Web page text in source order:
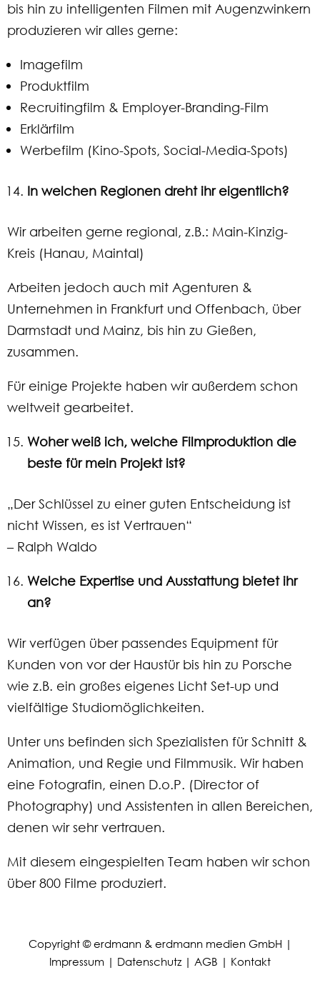
bis hin zu intelligenten Filmen mit Augenzwinkern
produzieren wir alles gerne:
Imagefilm
Produktfilm
Recruitingfilm & Employer-Branding-Film
Erklärfilm
Werbefilm (Kino-Spots, Social-Media-Spots)
In welchen Regionen dreht ihr eigentlich?
Wir arbeiten gerne regional, z.B.: Main-Kinzig-
Kreis (Hanau, Maintal)
Arbeiten jedoch auch mit Agenturen &
Unternehmen in Frankfurt und Offenbach, über
Darmstadt und Mainz, bis hin zu Gießen,
zusammen.
Für einige Projekte haben wir außerdem schon
weltweit gearbeitet.
Woher weiß ich, welche Filmproduktion die
beste für mein Projekt ist?
„Der Schlüssel zu einer guten Entscheidung ist
nicht Wissen, es ist Vertrauen“
– Ralph Waldo
Welche Expertise und Ausstattung bietet ihr
an?
Wir verfügen über passendes Equipment für
Kunden von vor der Haustür bis hin zu Porsche
wie z.B. ein großes eigenes Licht Set-up und
vielfältige Studiomöglichkeiten.
Unter uns befinden sich Spezialisten für Schnitt &
Animation, und Regie und Filmmusik. Wir haben
eine Fotografin, einen D.o.P. (Director of
Photography) und Assistenten in allen Bereichen,
denen wir sehr vertrauen.
Mit diesem eingespielten Team haben wir schon
über 800 Filme produziert.
Copyright © erdmann & erdmann medien GmbH |
Impressum | Datenschutz| AGB | Kontakt